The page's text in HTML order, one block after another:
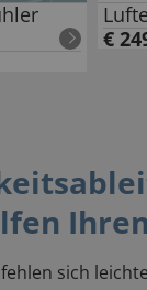
€
sich